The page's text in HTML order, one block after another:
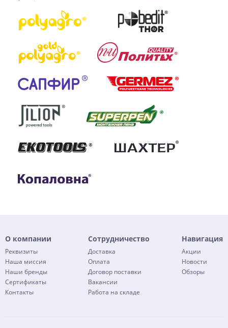
О компании
Реквизиты
Наша миссия
Наши бренды
Сертификаты
Контакты
Сотрудничество
Доставка
Оплата
Договор поставки
Вакансии
Работа на складе
Навигация
Акции
Новости
Обзоры